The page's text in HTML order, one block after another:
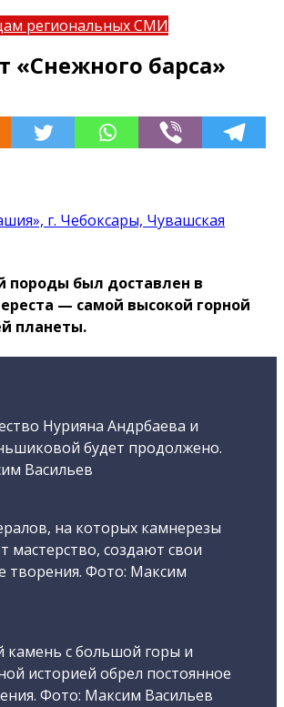
региональных СМИ
«Снежного барса»
г. Чебоксары, Чувашская
породы был доставлен в
— самой высокой горной
планеты.
Нурияна Андрбаева и
будет продолжено.
Васильев
на которых камнерезы
мастерство, создают свои
творения. Фото: Максим
камень с большой горы и
историей обрел постоянное
Фото: Максим Васильев